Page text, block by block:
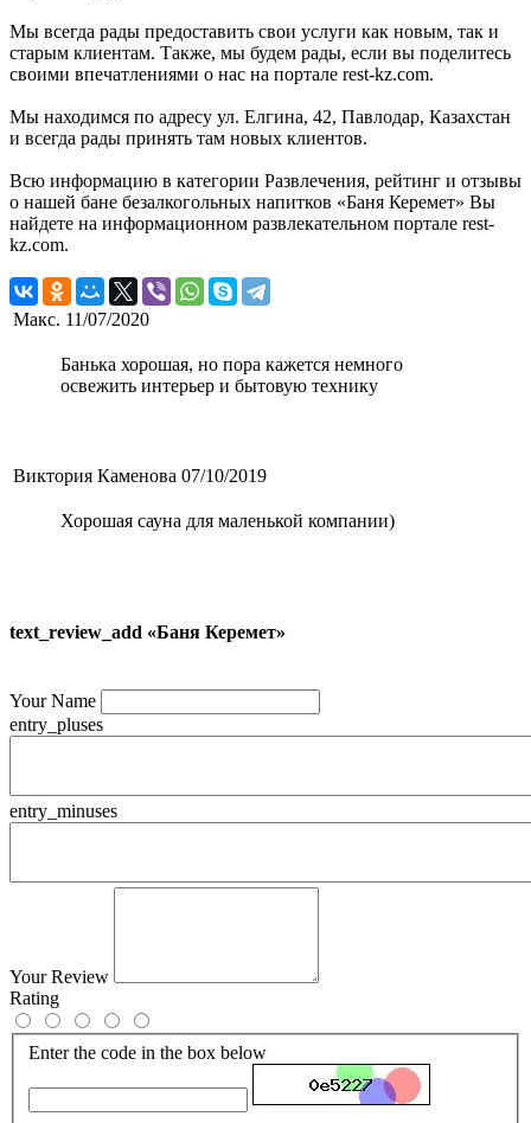
Мы всегда рады предоставить свои услуги как новым, так и
старым клиентам. Также, мы будем рады, если вы поделитесь
своими впечатлениями о нас на портале rest-kz.com.
Мы находимся по адресу ул. Елгина, 42, Павлодар, Казахстан
и всегда рады принять там новых клиентов.
Всю информацию в категории Развлечения, рейтинг и отзывы
о нашей бане безалкогольных напитков «Баня Керемет» Вы
найдете на информационном развлекательном портале rest-
kz.com.
Макс. 11/07/2020
Банька хорошая, но пора кажется немного
освежить интерьер и бытовую технику
Виктория Каменова 07/10/2019
Хорошая сауна для маленькой компании)
text_review_add «Баня Керемет»
Your Name
entry_pluses
entry_minuses
Your Review
Rating
Enter the code in the box below